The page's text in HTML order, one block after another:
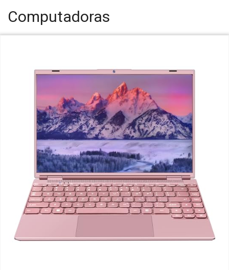
Computadoras